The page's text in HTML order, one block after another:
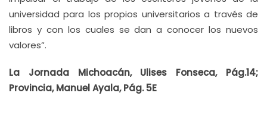
universidad para los propios universitarios a través de
libros y con los cuales se dan a conocer los nuevos
valores”.
La Jornada Michoacán, Ulises Fonseca, Pág.14;
Provincia, Manuel Ayala, Pág. 5E